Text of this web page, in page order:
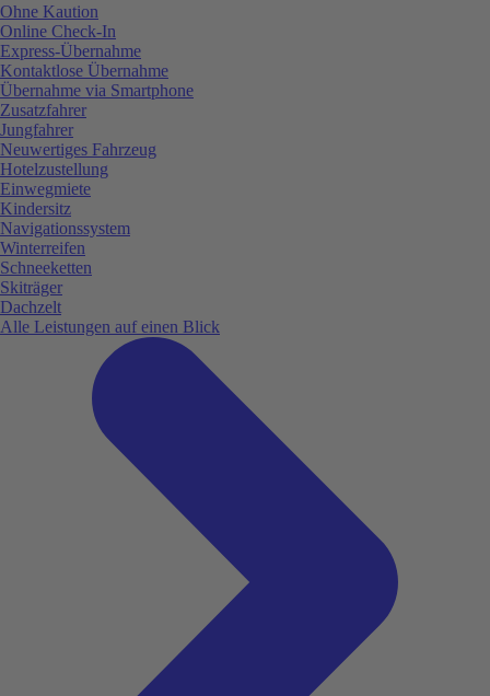
Ohne Kaution
Online Check-In
Express-Übernahme
Kontaktlose Übernahme
Übernahme via Smartphone
Zusatzfahrer
Jungfahrer
Neuwertiges Fahrzeug
Hotelzustellung
Einwegmiete
Kindersitz
Navigationssystem
Winterreifen
Schneeketten
Skiträger
Dachzelt
Alle Leistungen auf einen Blick